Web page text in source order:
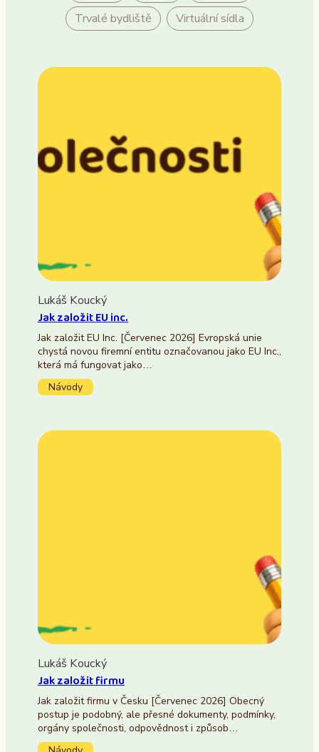
Trvalé bydliště
Virtuální sídla
Lukáš Koucký
Jak založit EU inc.
Jak založit EU Inc. [Červenec 2026] Evropská unie
chystá novou firemní entitu označovanou jako EU Inc.,
která má fungovat jako…
Návody
Lukáš Koucký
Jak založit firmu
Jak založit firmu v Česku [Červenec 2026] Obecný
postup je podobný, ale přesné dokumenty, podmínky,
orgány společnosti, odpovědnost i způsob…